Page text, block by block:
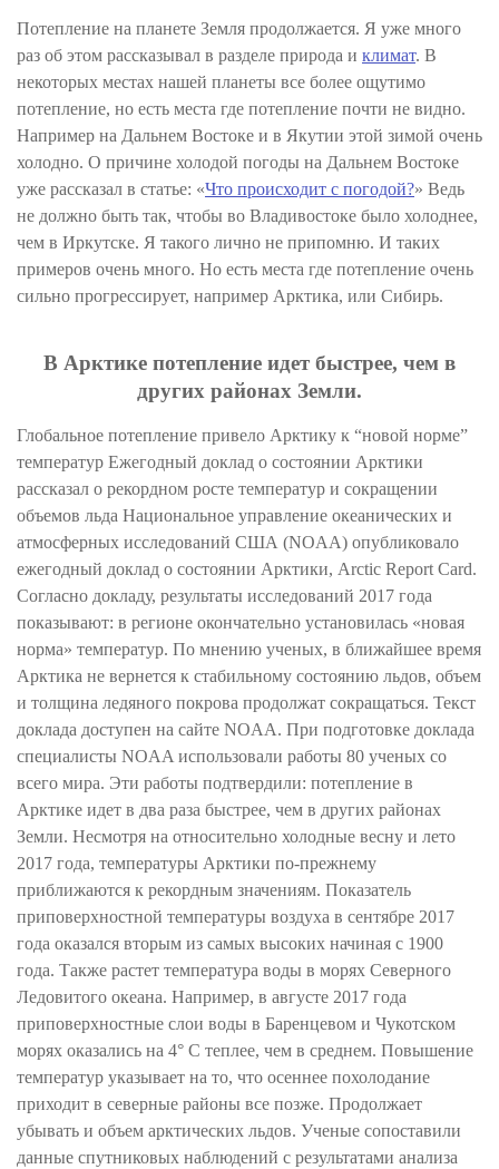
Потепление на планете Земля продолжается. Я уже много
раз об этом рассказывал в разделе природа и климат. В
некоторых местах нашей планеты все более ощутимо
потепление, но есть места где потепление почти не видно.
Например на Дальнем Востоке и в Якутии этой зимой очень
холодно. О причине холодой погоды на Дальнем Востоке
уже рассказал в статье: «Что происходит с погодой?» Ведь
не должно быть так, чтобы во Владивостоке было холоднее,
чем в Иркутске. Я такого лично не припомню. И таких
примеров очень много. Но есть места где потепление очень
сильно прогрессирует, например Арктика, или Сибирь.
В Арктике потепление идет быстрее, чем в
других районах Земли.
Глобальное потепление привело Арктику к “новой норме”
температур Ежегодный доклад о состоянии Арктики
рассказал о рекордном росте температур и сокращении
объемов льда Национальное управление океанических и
атмосферных исследований США (NOAA) опубликовало
ежегодный доклад о состоянии Арктики, Arctic Report Card.
Согласно докладу, результаты исследований 2017 года
показывают: в регионе окончательно установилась «новая
норма» температур. По мнению ученых, в ближайшее время
Арктика не вернется к стабильному состоянию льдов, объем
и толщина ледяного покрова продолжат сокращаться. Текст
доклада доступен на сайте NOAA. При подготовке доклада
специалисты NOAA использовали работы 80 ученых со
всего мира. Эти работы подтвердили: потепление в
Арктике идет в два раза быстрее, чем в других районах
Земли. Несмотря на относительно холодные весну и лето
2017 года, температуры Арктики по-прежнему
приближаются к рекордным значениям. Показатель
приповерхностной температуры воздуха в сентябре 2017
года оказался вторым из самых высоких начиная с 1900
года. Также растет температура воды в морях Северного
Ледовитого океана. Например, в августе 2017 года
приповерхностные слои воды в Баренцевом и Чукотском
морях оказались на 4° C теплее, чем в среднем. Повышение
температур указывает на то, что осеннее похолодание
приходит в северные районы все позже. Продолжает
убывать и объем арктических льдов. Ученые сопоставили
данные спутниковых наблюдений с результатами анализа